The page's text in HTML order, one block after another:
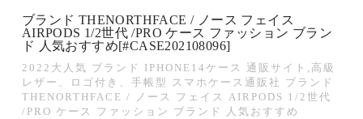
ブランド THENORTHFACE / ノース フェイス
AIRPODS 1/2世代 /PRO ケース ファッション ブラン
ド 人気おすすめ[#CASE202108096]
2022大人気 ブランド IPHONE14ケース 通販サイト,高級
レザー、ロゴ付き、手帳型 スマホケース通販社 ブランド
THENORTHFACE / ノース フェイス AIRPODS 1/2世代
/PRO ケース ファッション ブランド 人気おすすめ